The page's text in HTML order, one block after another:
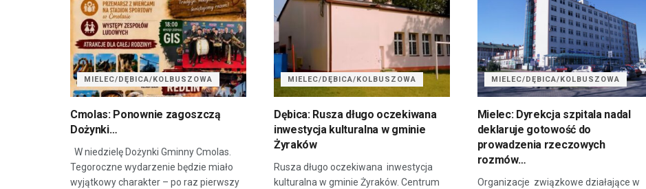
MIELEC/DĘBICA/KOLBUSZOWA
Cmolas: Ponownie zagoszczą
Dożynki…
W niedzielę Dożynki Gminny Cmolas.
Tegoroczne wydarzenie będzie miało
wyjątkowy charakter – po raz pierwszy
MIELEC/DĘBICA/KOLBUSZOWA
Dębica: Rusza długo oczekiwana
inwestycja kulturalna w gminie
Żyraków
Rusza długo oczekiwana inwestycja
kulturalna w gminie Żyraków. Centrum
MIELEC/DĘBICA/KOLBUSZOWA
Mielec: Dyrekcja szpitala nadal
deklaruje gotowość do
prowadzenia rzeczowych
rozmów…
Organizacje związkowe działające w